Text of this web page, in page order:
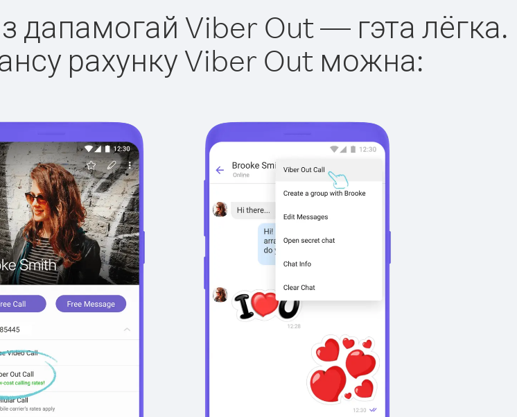
дапамогай Viber Out — гэта лёгка.
рахунку Viber Out можна: